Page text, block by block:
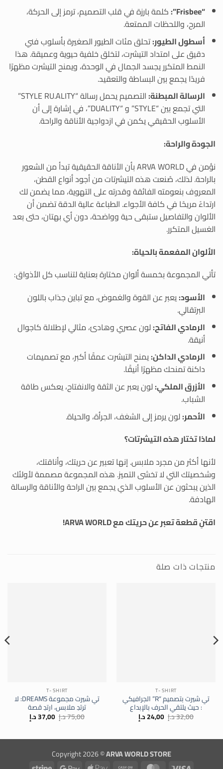
“Frisbee”:
كلمة بارزة في قلب التصميم، ترمز إلى الحركة،
المرح، واللحظات الممتعة.
أسطول الطيور:تحلق مئات الطيور الصغيرة بأسلوب فني
دقيق على امتداد التيشرت، لتخلق خلفية حيوية وعميقة. هذا
النمط المتكرر يجسد الجمال في الوحدة، ويمنح التيشرت مظهرًا
فريدًا يجمع بين البساطة والتعقيد.
الرسالة المبطنة:
التصميم يحمل رسالة “STYLE RU.ALITY”
التي تجمع بين “STYLE” و “DUALITY”، في إشارة إلى أن
الأسلوب الحقيقي يكمن في ازدواجية الأناقة والراحة.
الجودة والراحة:
نؤمن في ARVA WORLD بأن الأناقة الحقيقية تبدأ من الشعور
بالراحة. لذلك، صُنعت هذه التيشرتات من أجود أنواع القطن،
المعروف بنعومته الفائقة وقدرته على التهوية، مما يضمن لك
ارتداءً مريحًا في كافة الأجواء. الطباعة عالية الدقة تضمن أن
الألوان والتفاصيل ستبقى حية وواضحة، دون أي بهتان، حتى بعد
الغسيل المتكرر.
الألوان المفعمة بالحياة:
تأتي المجموعة بخمسة ألوان مختارة بعناية لتناسب كل الأذواق:
الأسود:يعبر عن القوة والغموض، مع تباين جذاب باللون
البرتقالي.
الرمادي الفاتح:لون عصري وهادئ، مثالي لإطلالة كاجوال
أنيقة.
الرمادي الداكن:يمنح التيشرت عمقًا أكبر، مع تصميمات
داكنة تمنحك مظهرًا أنيقًا.
الأزرق الملكي:لون يعبر عن الثقة والانفتاح، يعكس طاقة
الشباب.
الأحمر:لون يرمز إلى الشغف، الجرأة، والحياة.
لماذا تختار هذه التيشرتات؟
لأنها أكثر من مجرد ملابس. إنها تعبير عن حريتك، وأناقتك،
وشخصيتك التي لا تخشى التميز. هذه المجموعة مصممة لأولئك
الذين يبحثون عن الأسلوب الذي يجمع بين الراحة والأناقة والرسالة
الهادفة.
اقتنِ قطعة تعبر عن حريتك مع ARVA WORLD!
منتجات ذات صلة
T- SHIRT
تي شيرت بتصميم “R” الجرافيكي
: حيث يلتقي الحرف بالإبداع
32,00د.إ السعر
الأصلي
24,00د.إ السعر
الحالي
T- SHIRT
تي شيرت مجموعة DREAMS: لا
ترتدِ ملابس، ارتدِ قصة
75,00د.إ السعر
الأصلي
37,00د.إالحالي
Copyright 2026 ©ARVA WORLD STORE